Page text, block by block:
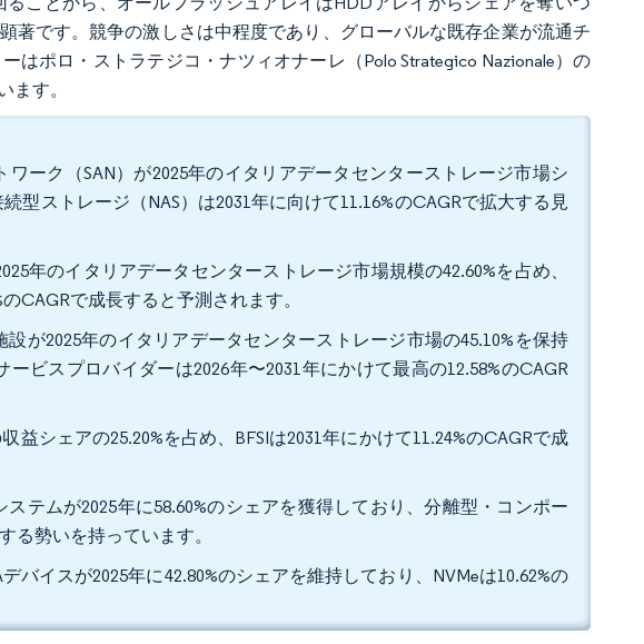
著です。競争の激しさは中程度であり、グローバルな既存企業が流通チ
はポロ・ストラテジコ・ナツィオナーレ（Polo Strategico Nazionale）の
ます。
ーク（SAN）が2025年のイタリアデータセンターストレージ市場シ
型ストレージ（NAS）は2031年に向けて11.16%のCAGRで拡大する見
年のイタリアデータセンターストレージ市場規模の42.60%を占め、
CAGRで成長すると予測されます。
が2025年のイタリアデータセンターストレージ市場の45.10%を保持
ビスプロバイダーは2026年〜2031年にかけて最高の12.58%のCAGR
シェアの25.20%を占め、BFSIは2031年にかけて11.24%のCAGRで成
テムが2025年に58.60%のシェアを獲得しており、分離型・コンポー
る勢いを持っています。
バイスが2025年に42.80%のシェアを維持しており、NVMeは10.62%の